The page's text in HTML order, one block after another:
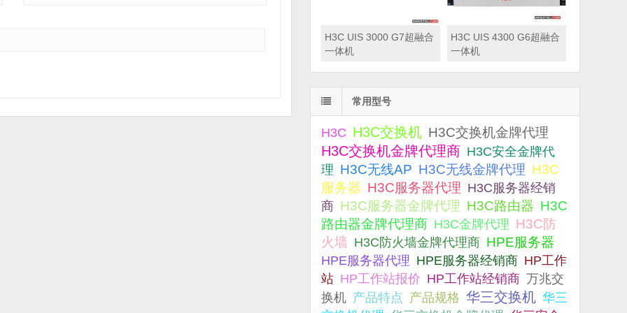
H3C UIS 3000 G7超融合
一体机
H3C UIS 4300 G6超融合
一体机
常用型号
H3C H3C交换机 H3C交换机金牌代理
H3C交换机金牌代理商 H3C安全金牌代
理 H3C无线AP H3C无线金牌代理 H3C
服务器 H3C服务器代理 H3C服务器经销
商 H3C服务器金牌代理 H3C路由器 H3C
路由器金牌代理商 H3C金牌代理 H3C防
火墙 H3C防火墙金牌代理商 HPE服务器
HPE服务器代理 HPE服务器经销商 HP工作
站 HP工作站报价 HP工作站经销商 万兆交
换机 产品特点 产品规格 华三交换机 华三